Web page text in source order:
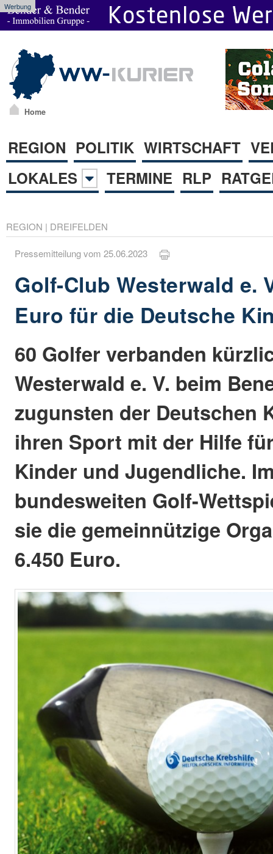
Werbung
Home
REGION POLITIK WIRTSCHAFT
LOKALES
TERMINE RLP
REGION | DREIFELDEN
Pressemitteilung vom 25.06.2023
Golf-Club Westerwald e.
Euro für die Deutsche
60 Golfer verbanden
Westerwald e. V. beim
zugunsten der Deutschen
ihren Sport mit der Hilfe
Kinder und Jugendliche.
bundesweiten Golf-
sie die gemeinnützige
6.450 Euro.